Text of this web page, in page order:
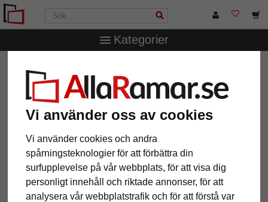
Vi använder oss av cookies
Vi använder cookies och andra
spårningsteknologier för att förbättra din
surfupplevelse på vår webbplats, för att visa dig
personligt innehåll och riktade annonser, för att
analysera vår webbplatstrafik och för att förstå var
Kategorier
för 4 bilder, 30x30 cm - 10x10 cm
Lund collageram för 4 bilder,
30x30 cm - 10x10 cm